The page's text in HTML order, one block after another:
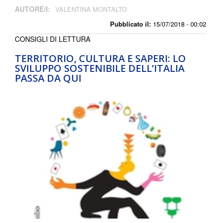
Pubblicato il: 15/07/2018 - 00:02
AUTORE/I: VALENTINA MONTALTO
TERRITORIO, CULTURA E SAPERI: LO
SVILUPPO SOSTENIBILE DELL’ITALIA
PASSA DA QUI
CONSIGLI DI LETTURA